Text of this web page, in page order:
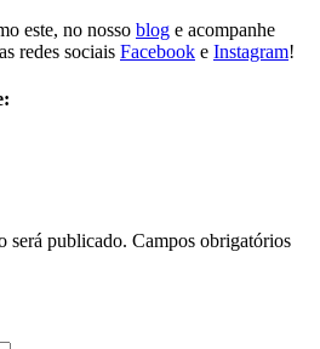
este, no nosso blog e acompanhe
redes sociais Facebook e Instagram!
será publicado. Campos obrigatórios